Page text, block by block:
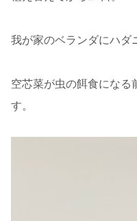
我が家のベランダにハダ
空芯菜が虫の餌食になる
す。